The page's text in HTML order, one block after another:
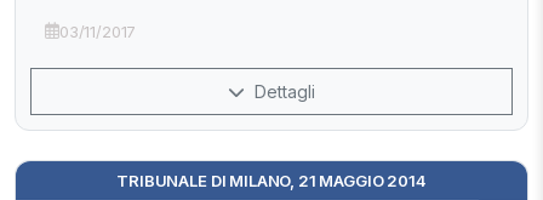
03/11/2017
Dettagli
TRIBUNALE DI MILANO, 21 MAGGIO 2014